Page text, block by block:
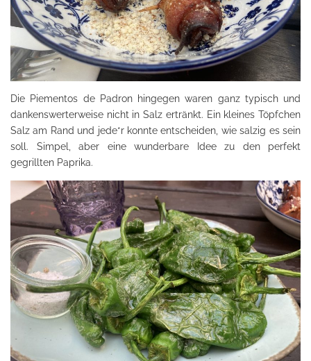
Die Piementos de Padron hingegen waren ganz typisch und
dankenswerterweise nicht in Salz ertränkt. Ein kleines Töpfchen
Salz am Rand und jede*r konnte entscheiden, wie salzig es sein
soll. Simpel, aber eine wunderbare Idee zu den perfekt
gegrillten Paprika.